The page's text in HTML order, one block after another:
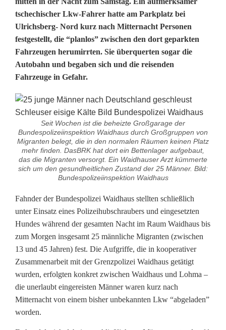
l
i
z
e
i
g
r
t
2
5
j
u
n
tschechischer Lkw-Fahrer hatte am Parkplatz bei
Ulrichsberg- Nord kurz nach Mitternacht Personen
festgestellt, die “planlos” zwischen den dort geparkten
Fahrzeugen herumirrten. Sie überquerten sogar die
Autobahn und begaben sich und die reisenden
Fahrzeuge in Gefahr.
Seit Wochen ist die beheizte Großgarage der
Bundespolizeiinspektion Waidhaus durch Großgruppen von
Migranten belegt, die in den normalen Räumen keinen Platz
mehr finden. DasBRK hat dort ein Bettenlager aufgebaut,
das die Migranten versorgt. Ein Waidhauser Arzt kümmerte
sich um den gesundheitlichen Zustand der 25 Männer. Bild:
Bundespolizeiinspektion Waidhaus
Fahnder der Bundespolizei Waidhaus stellten schließlich
unter Einsatz eines Polizeihubschraubers und eingesetzten
Hundes während der gesamten Nacht im Raum Waidhaus bis
zum Morgen insgesamt 25 männliche Migranten (zwischen
13 und 45 Jahren) fest. Die Aufgriffe, die in kooperativer
Zusammenarbeit mit der Grenzpolizei Waidhaus getätigt
wurden, erfolgten konkret zwischen Waidhaus und Lohma –
die unerlaubt eingereisten Männer waren kurz nach
Mitternacht von einem bisher unbekannten Lkw “abgeladen”
worden.